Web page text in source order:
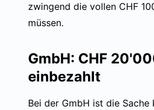
zwingend die vollen CHF
müssen.
GmbH: CHF
einbezahlt
Bei der GmbH ist die Sache